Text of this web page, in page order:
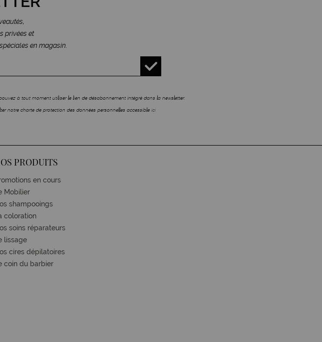
privées et
en magasin.
à tout moment utiliser le lien de désabonnement intégré dans la newsletter.
notre charte de protection des données personnelles accessibleici
PRODUITS
en cours
Mobilier
shampooings
coloration
soins réparateurs
lissage
cires dépilatoires
coin du barbier